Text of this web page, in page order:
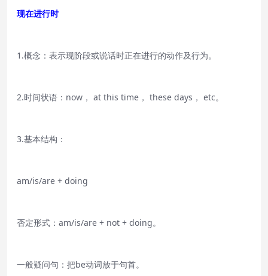
现在进行时
1.概念：表示现阶段或说话时正在进行的动作及行为。
2.时间状语：now， at this time， these days， etc。
3.基本结构：
am/is/are + doing
否定形式：am/is/are + not + doing。
一般疑问句：把be动词放于句首。